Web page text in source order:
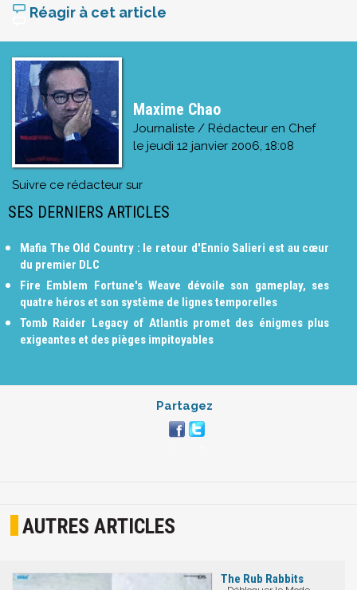
Réagir à cet article
Maxime Chao
Journaliste / Rédacteur en Chef
le jeudi 12 janvier 2006, 18:08
Suivre ce rédacteur sur
SES DERNIERS ARTICLES
Mafia The Old Country : le retour d'Ennio Salieri est au cœur
du premier DLC
Fire Emblem Fortune's Weave dévoile son gameplay, ses
quatre héros et son système de lignes temporelles
Tomb Raider Legacy of Atlantis promet des énigmes plus
exigeantes et des pièges impitoyables
Partagez
AUTRES ARTICLES
The Rub Rabbits